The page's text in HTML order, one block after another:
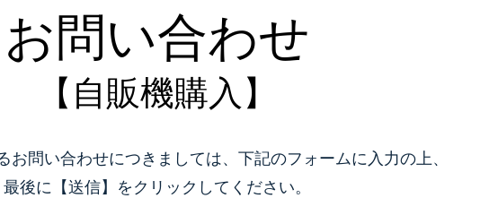
お問い合わせ
【自販機購入】
お問い合わせにつきましては、下記のフォームに入力の上、
最後に【送信】をクリックしてください。